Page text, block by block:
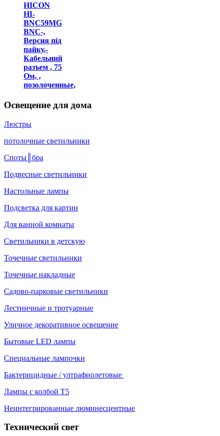
HICON
HI-
BNC59MG
BNC-,
Версия під
пайку,-
Кабельний
разъем , 75
Ом, ,
позолоченные,
Освещение для дома
Люстры
потолочные светильники
Споты║бра
Подвесные светильники
Настольные лампы
Подсветка для картин
Для ванной комнаты
Светильники в детскую
Точечные светильники
Точечные накладные
Садово-парковые светильники
Лестничные и тротуарные
Уличное декоративное освещение
Бытовые LED лампы
Специальные лампочки
Бактерицидные / ултрафиолетовые
Лампы с колбой Т5
Неинтегрированные люминесцентные
Технический свет